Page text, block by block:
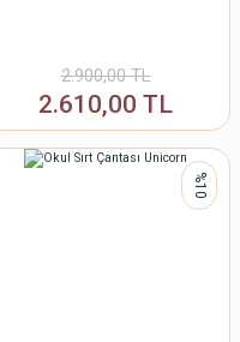
2.900,00 TL
2.610,00 TL
%10